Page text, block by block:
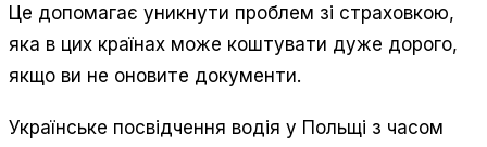
Це допомагає уникнути проблем зі страховкою,
яка в цих країнах може коштувати дуже дорого,
якщо ви не оновите документи.
Українське посвідчення водія у Польщі з часом